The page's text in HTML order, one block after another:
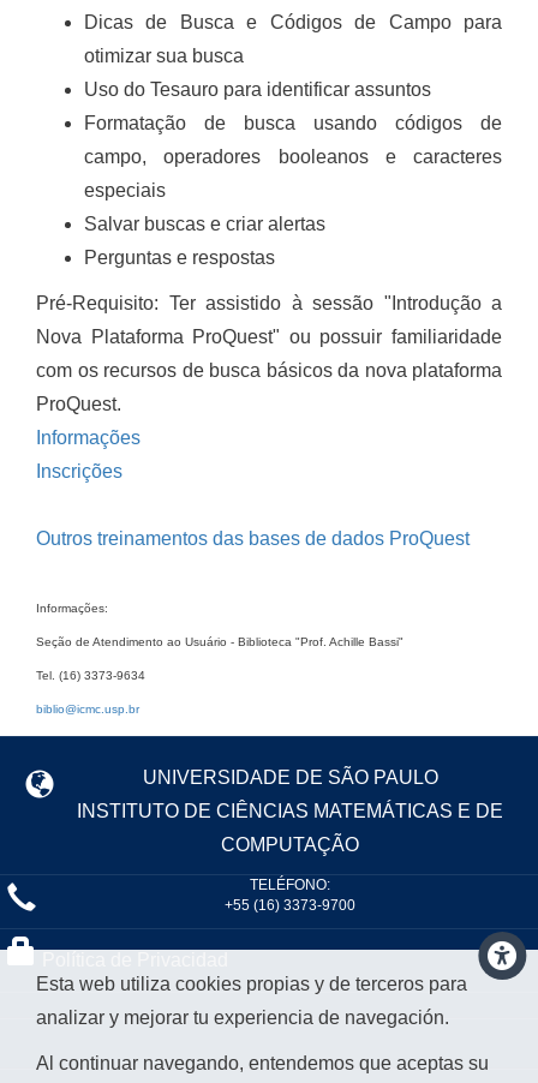
Dicas de Busca e Códigos de Campo para
otimizar sua busca
Uso do Tesauro para identificar assuntos
Formatação de busca usando códigos de
campo, operadores booleanos e caracteres
especiais
Salvar buscas e criar alertas
Perguntas e respostas
Pré-Requisito: Ter assistido à sessão "Introdução a
Nova Plataforma ProQuest" ou possuir familiaridade
com os recursos de busca básicos da nova plataforma
ProQuest.
Informações
Inscrições
Outros treinamentos das bases de dados ProQuest
Informações:
Seção de Atendimento ao Usuário - Biblioteca "Prof. Achille Bassi"
Tel. (16) 3373-9634
biblio@icmc.usp.br
UNIVERSIDADE DE SÃO PAULO
INSTITUTO DE CIÊNCIAS MATEMÁTICAS E DE
COMPUTAÇÃO
TELÉFONO:
+55 (16) 3373-9700
Esta web utiliza cookies propias y de terceros para
analizar y mejorar tu experiencia de navegación.
Al continuar navegando, entendemos que aceptas su